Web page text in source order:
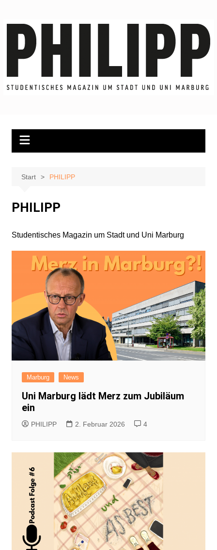
Start PHILIPP
PHILIPP
Studentisches Magazin um Stadt und Uni Marburg
Marburg News
Uni Marburg lädt Merz zum Jubiläum
ein
PHILIPP 2. Februar 2026 4